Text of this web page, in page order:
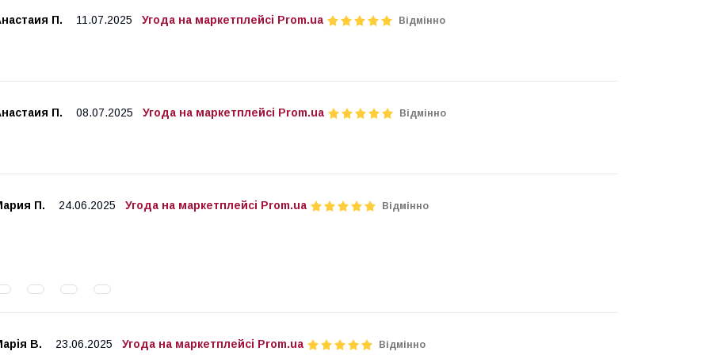
П. 11.07.2025 Угода на маркетплейсі Prom.ua Відмінно
П. 08.07.2025 Угода на маркетплейсі Prom.ua Відмінно
П. 24.06.2025 Угода на маркетплейсі Prom.ua Відмінно
В. 23.06.2025 Угода на маркетплейсі Prom.ua Відмінно